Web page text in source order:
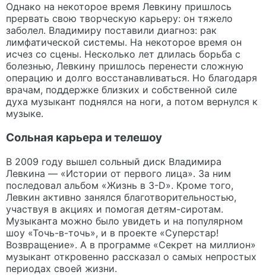
Однако на некоторое время Левкину пришлось
прервать свою творческую карьеру: он тяжело
заболел. Владимиру поставили диагноз: рак
лимфатической системы. На некоторое время он
исчез со сцены. Несколько лет длилась борьба с
болезнью, Левкину пришлось перенести сложную
операцию и долго восстанавливаться. Но благодаря
врачам, поддержке близких и собственной силе
духа музыкант поднялся на ноги, а потом вернулся к
музыке.
Сольная карьера и телешоу
В 2009 году вышел сольный диск Владимира
Левкина — «Истории от первого лица». За ним
последовал альбом «Жизнь в 3-D». Кроме того,
Левкин активно занялся благотворительностью,
участвуя в акциях и помогая детям-сиротам.
Музыканта можно было увидеть и на популярном
шоу «Точь-в-точь», и в проекте «Суперстар!
Возвращение». А в программе «Секрет на миллион»
музыкант откровенно рассказал о самых непростых
периодах своей жизни.